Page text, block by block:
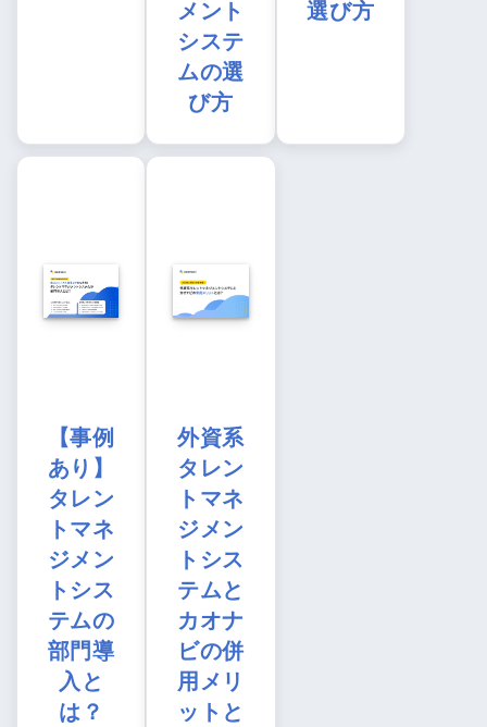
メント
システ
ムの選
び方
選び方
【事例
あり】
タレン
トマネ
ジメン
トシス
テムの
部門導
入と
は？
外資系
タレン
トマネ
ジメン
トシス
テムと
カオナ
ビの併
用メリ
ットと